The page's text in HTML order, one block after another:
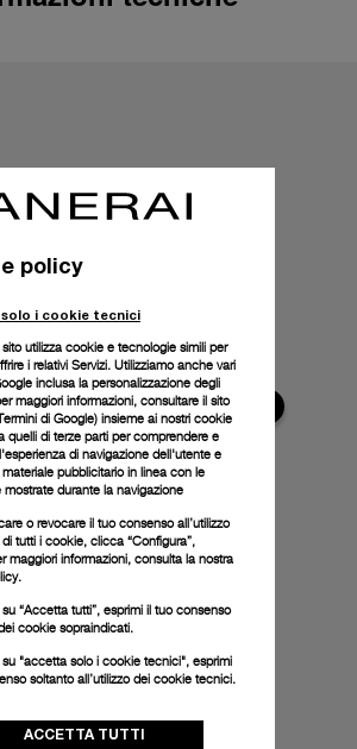
policy
i cookie tecnici
sito utilizza cookie e tecnologie simili per
i relativi Servizi. Utilizziamo anche vari
inclusa la personalizzazione degli
maggiori informazioni, consultare il sito
di Google) insieme ai nostri cookie
quelli di terze parti per comprendere e
di navigazione dell'utente e
pubblicitario in linea con le
mostrate durante la navigazione
o revocare il tuo consenso all’utilizzo
tutti i cookie, clicca “Configura”,
maggiori informazioni, consulta la nostra
“Accetta tutti”, esprimi il tuo consenso
cookie sopraindicati.
"accetta solo i cookie tecnici", esprimi
soltanto all’utilizzo dei cookie tecnici.
ACCETTA TUTTI